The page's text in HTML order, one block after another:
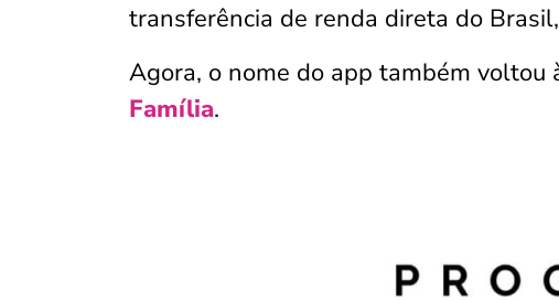
transferência de renda direta do
Agora, o nome do app também voltou
Família.